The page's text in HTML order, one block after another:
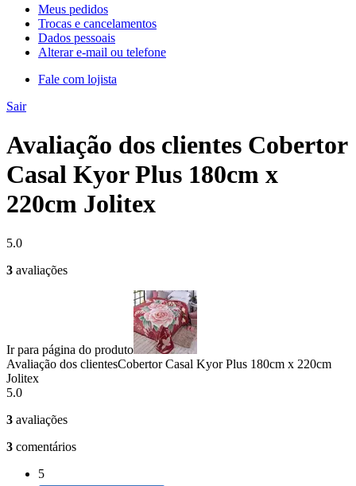
Meus pedidos
Trocas e cancelamentos
Dados pessoais
Alterar e-mail ou telefone
Fale com lojista
Sair
Avaliação dos clientes Cobertor
Casal Kyor Plus 180cm x
220cm Jolitex
5.0
3 avaliações
Ir para página do produto
Avaliação dos clientesCobertor Casal Kyor Plus 180cm x 220cm
Jolitex
5.0
3 avaliações
3 comentários
5